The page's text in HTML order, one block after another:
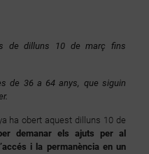
de dilluns 10 de març fins
de 36 a 64 anys, que siguin
ha obert aquest dilluns 10 de
demanar els ajuts per al
i la permanència en un